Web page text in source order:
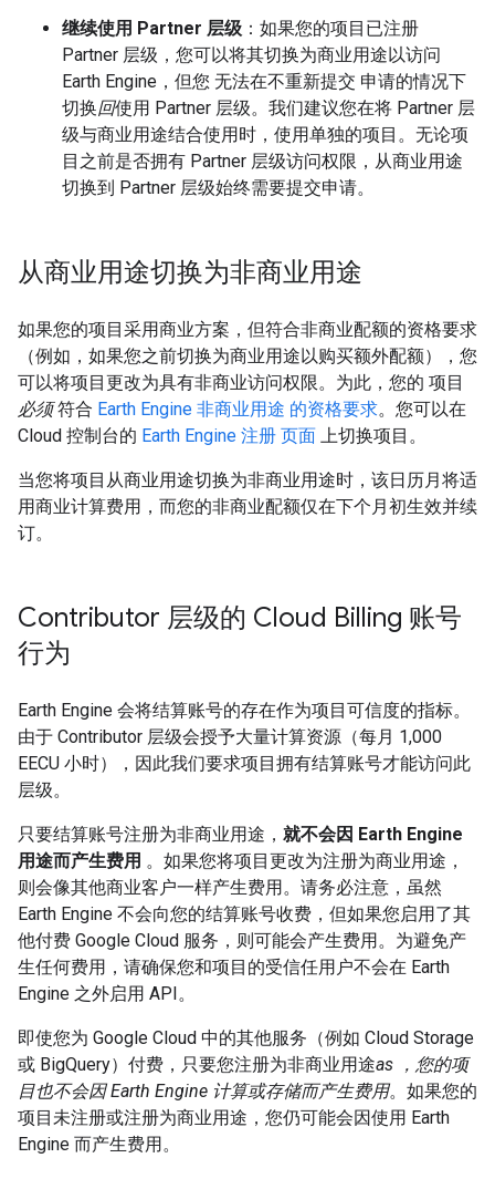
继续使用 Partner 层级 ：如果您的项目已注册
Partner 层级，您可以将其切换为商业用途以访问
Earth Engine，但您 无法在不重新提交 申请的情况下
切换回使用 Partner 层级。我们建议您在将 Partner 层
级与商业用途结合使用时，使用单独的项目。无论项
目之前是否拥有 Partner 层级访问权限，从商业用途
切换到 Partner 层级始终需要提交申请。
从商业用途切换为非商业用途
如果您的项目采用商业方案，但符合非商业配额的资格要求
（例如，如果您之前切换为商业用途以购买额外配额），您
可以将项目更改为具有非商业访问权限。为此，您的 项目
必须符合 Earth Engine 非商业用途 的资格要求。您可以在
Cloud 控制台的 Earth Engine 注册 页面 上切换项目。
当您将项目从商业用途切换为非商业用途时，该日历月将适
用商业计算费用，而您的非商业配额仅在下个月初生效并续
订。
Contributor 层级的 Cloud Billing 账号
行为
Earth Engine 会将结算账号的存在作为项目可信度的指标。
由于 Contributor 层级会授予大量计算资源（每月 1,000
EECU 小时），因此我们要求项目拥有结算账号才能访问此
层级。
只要结算账号注册为非商业用途， 就不会因 Earth Engine
用途而产生费用 。如果您将项目更改为注册为商业用途，
则会像其他商业客户一样产生费用。请务必注意，虽然
Earth Engine 不会向您的结算账号收费，但如果您启用了其
他付费 Google Cloud 服务，则可能会产生费用。为避免产
生任何费用，请确保您和项目的受信任用户不会在 Earth
Engine 之外启用 API。
即使您为 Google Cloud 中的其他服务（例如 Cloud Storage
或 BigQuery）付费，只要您注册为非商业用途as ，您的项
目也不会因 Earth Engine 计算或存储而产生费用。如果您的
项目未注册或注册为商业用途，您仍可能会因使用 Earth
Engine 而产生费用。